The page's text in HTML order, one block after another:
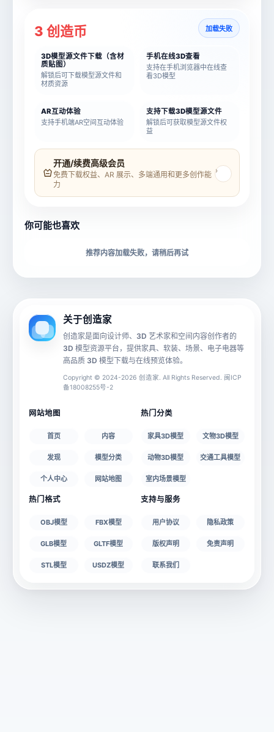
模型名称
材质贴图
文件大小
3 创造币 加载失败
3D模型源文件下载（含材
质贴图）
解锁后可下载模型源文件和
材质资源
手机在线3D查看
支持在手机浏览器中在线查
看3D模型
AR互动体验
支持手机端AR空间互动体验
支持下载3D模型源文件
解锁后可获取模型源文件权
益
开通/续费高级会员
免费下载权益、AR 展示、多端通用和更多创作能
力
›
你可能也喜欢
推荐内容加载失败，请稍后再试
关于创造家
创造家是面向设计师、3D 艺术家和空间内容创作者的
3D 模型资源平台，提供家具、软装、场景、电子电器等
高品质 3D 模型下载与在线预览体验。
Copyright © 2024-2026 创造家. All Rights Reserved. 闽ICP
备18008255号-2
网站地图
首页 内容
发现 模型分类
个人中心 网站地图
热门分类
家具3D模型 文物3D模型
动物3D模型 交通工具模型
室内场景模型
热门格式
OBJ模型 FBX模型
GLB模型 GLTF模型
STL模型 USDZ模型
支持与服务
用户协议 隐私政策
版权声明 免责声明
联系我们